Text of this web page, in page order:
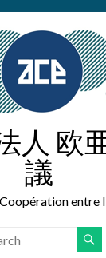
人 欧
議
entre